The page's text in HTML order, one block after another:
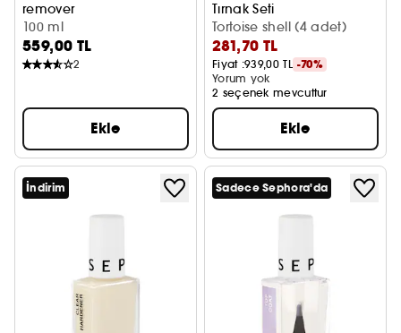
remover
Oje Çıkarıcı
100 ml
559,00 TL
2
Ekle
Tırnak Seti
Jel Etkisi, Uzman Sonuç
Tortoise shell (4 adet)
281,70 TL
Fiyat :939,00 TL -70%
Yorum yok
2 seçenek mevcuttur
Ekle
İndirim Sadece Sephora'da